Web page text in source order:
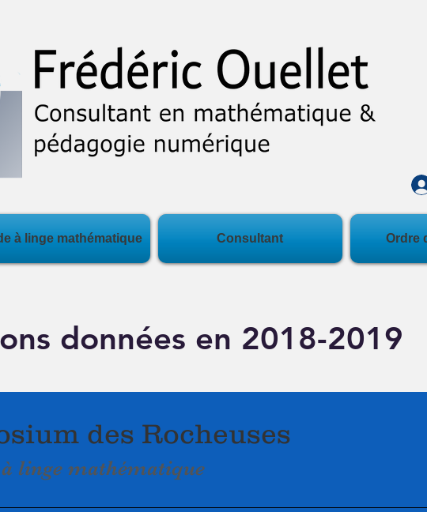
à linge mathématique Consultant Ordre
données en 2018-2019
des Rocheuses
linge mathématique